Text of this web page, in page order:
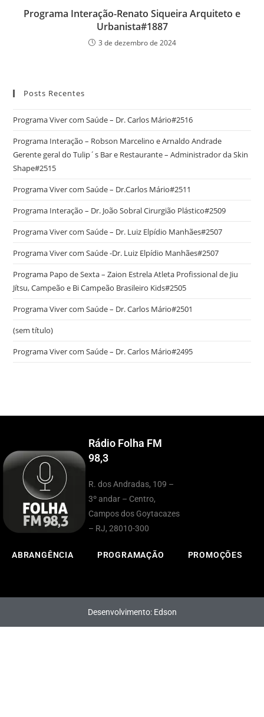
Programa Interação-Renato Siqueira Arquiteto e
Urbanista#1887
3 de dezembro de 2024
Posts Recentes
Programa Viver com Saúde – Dr. Carlos Mário#2516
Programa Interação – Robson Marcelino e Arnaldo Andrade
Gerente geral do Tulip´s Bar e Restaurante – Administrador da Skin
Shape#2515
Programa Viver com Saúde – Dr.Carlos Mário#2511
Programa Interação – Dr. João Sobral Cirurgião Plástico#2509
Programa Viver com Saúde – Dr. Luiz Elpídio Manhães#2507
Programa Viver com Saúde -Dr. Luiz Elpídio Manhães#2507
Programa Papo de Sexta – Zaion Estrela Atleta Profissional de Jiu
Jítsu, Campeão e Bi Campeão Brasileiro Kids#2505
Programa Viver com Saúde – Dr. Carlos Mário#2501
(sem título)
Programa Viver com Saúde – Dr. Carlos Mário#2495
Rádio Folha FM
98,3
R. dos Andradas, 109 –
3º andar – Centro,
Campos dos Goytacazes
– RJ, 28010-300
ABRANGÊNCIA PROGRAMAÇÃO PROMOÇÕES
Desenvolvimento: Edson